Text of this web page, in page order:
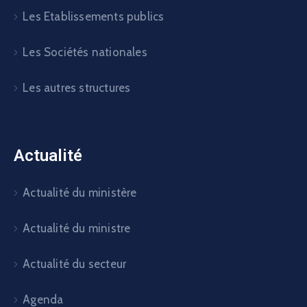
Les Etablissements publics
Les Sociétés nationales
Les autres structures
Actualité
Actualité du ministère
Actualité du ministre
Actualité du secteur
Agenda